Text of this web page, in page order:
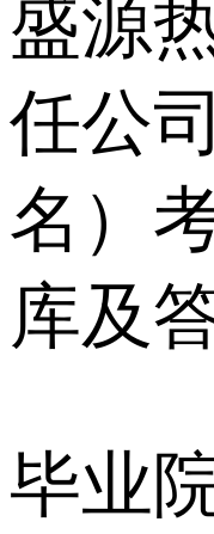
盛源
任公
名）
库及
毕业